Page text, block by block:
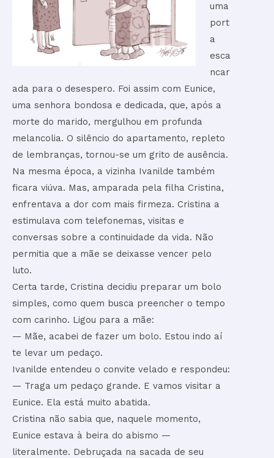
uma
port
a
esca
ncar
ada para o desespero. Foi assim com Eunice,
uma senhora bondosa e dedicada, que, após a
morte do marido, mergulhou em profunda
melancolia. O silêncio do apartamento, repleto
de lembranças, tornou-se um grito de ausência.
Na mesma época, a vizinha Ivanilde também
ficara viúva. Mas, amparada pela filha Cristina,
enfrentava a dor com mais firmeza. Cristina a
estimulava com telefonemas, visitas e
conversas sobre a continuidade da vida. Não
permitia que a mãe se deixasse vencer pelo
luto.
Certa tarde, Cristina decidiu preparar um bolo
simples, como quem busca preencher o tempo
com carinho. Ligou para a mãe:
— Mãe, acabei de fazer um bolo. Estou indo aí
te levar um pedaço.
Ivanilde entendeu o convite velado e respondeu:
— Traga um pedaço grande. E vamos visitar a
Eunice. Ela está muito abatida.
Cristina não sabia que, naquele momento,
Eunice estava à beira do abismo —
literalmente. Debruçada na sacada de seu